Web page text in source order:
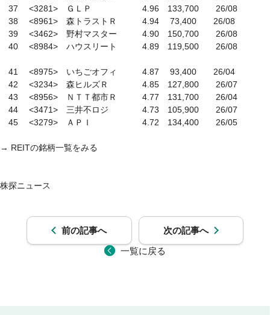
37　 <3281>　ＧＬＰ　　　　　　4.96　133,700　　26/08
38　 <8961>　森トラストＲ　　　4.94　 73,400　　26/08
39　 <3462>　野村マスター　　　4.90　150,700　　26/08
40　 <8984>　ハウスリート　　　4.89　119,500　　26/08
41　 <8975>　いちごオフィ　　　4.87　 93,400　　26/04
42　 <3234>　森ヒルズＲ　　　　4.85　127,800　　26/07
43　 <8956>　ＮＴＴ都市Ｒ　　　4.77　131,700　　26/04
44　 <3471>　三井不ロジ　　　　4.73　105,900　　26/07
45　 <3279>　ＡＰＩ　　　　　　4.72　134,400　　26/05
→ REITの銘柄一覧をみる
前の記事へ
次の記事へ
一覧に戻る